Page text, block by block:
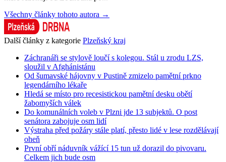
Všechny články tohoto autora →
Další články z kategorie Plzeňský kraj
Záchranáři se stylově loučí s kolegou. Stál u zrodu LZS,
sloužil v Afghánistánu
Od šumavské hájovny v Pustině zmizelo pamětní prkno
legendárního lékaře
Hledá se místo pro recesistickou pamětní desku obětí
žabomyších válek
Do komunálních voleb v Plzni jde 13 subjektů. O post
senátora zabojuje osm lidí
Výstraha před požáry stále platí, přesto lidé v lese rozdělávají
oheň
První obří náduvník vážící 15 tun už dorazil do pivovaru.
Celkem jich bude osm